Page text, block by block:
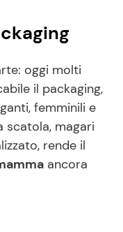
oggi molti
il packaging,
femminili e
scatola, magari
rende il
ancora